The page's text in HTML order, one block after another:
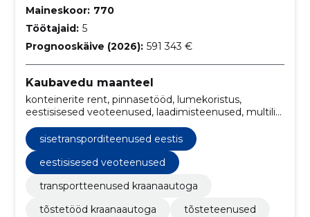
Maineskoor: 770
Töötajaid: 5
Prognooskäive (2026): 591 343 €
Kaubavedu maanteel
konteinerite rent, pinnasetööd, lumekoristus,
eestisisesed veoteenused, laadimisteenused, multilift
kallur veoteenused, lumetõrje teenused,
ehitusmaterjalide transport, tõstetööd kraanaautoga,
transportteenused kraanaautoga
sisetransporditeenused eestis
eestisisesed veoteenused
transportteenused kraanaautoga
tõstetööd kraanaautoga
tõsteteenused